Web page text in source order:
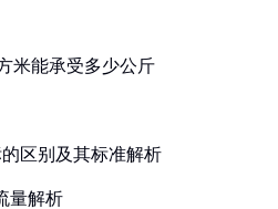
米能承受多少公斤
区别及其标准解析
量解析